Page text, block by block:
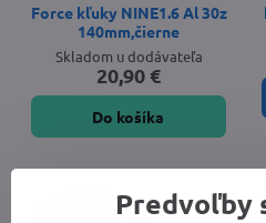
Force kľuky NINE1.6 Al 30z
140mm,čierne
Skladom u dodávateľa
20,90 €
Do košíka
Predvoľby